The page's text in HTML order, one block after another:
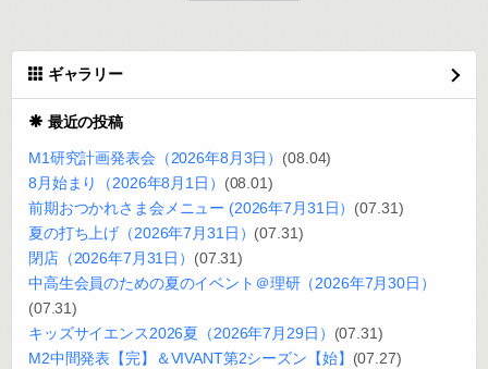
ギャラリー
最近の投稿
M1研究計画発表会（2026年8月3日） (08.04)
8月始まり（2026年8月1日） (08.01)
前期おつかれさま会メニュー (2026年7月31日） (07.31)
夏の打ち上げ（2026年7月31日） (07.31)
閉店（2026年7月31日） (07.31)
中高生会員のための夏のイベント＠理研（2026年7月30日）
(07.31)
キッズサイエンス2026夏（2026年7月29日） (07.31)
M2中間発表【完】＆VIVANT第2シーズン【始】 (07.27)